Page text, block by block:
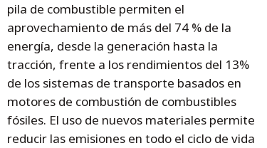
pila de combustible permiten el
aprovechamiento de más del 74 % de la
energía, desde la generación hasta la
tracción, frente a los rendimientos del 13%
de los sistemas de transporte basados en
motores de combustión de combustibles
fósiles. El uso de nuevos materiales permite
reducir las emisiones en todo el ciclo de vida